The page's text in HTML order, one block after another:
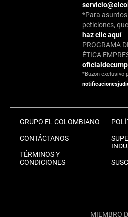
*Para
peticiones,
haz clic aquí
PROGRAMA
ÉTICA
*Buzón exclusivo
GRUPO EL COLOMBIANO
CONTÁCTANOS
TÉRMINOS Y
CONDICIONES
MIEMBRO